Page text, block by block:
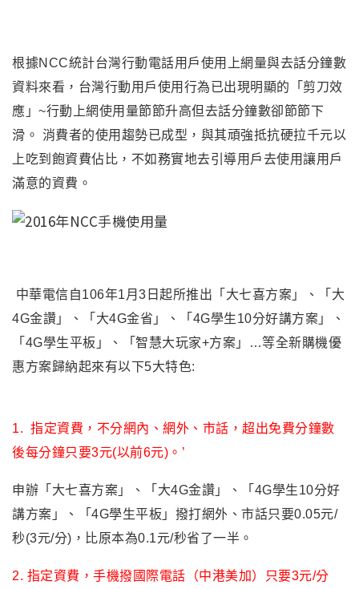
根據NCC統計台灣行動電話用戶使用上網量與去話分鐘數
資料來看，台灣行動用戶使用行為已出現明顯的「剪刀效
應」~行動上網使用量節節升高但去話分鐘數卻節節下
滑。 消費者的使用趨勢已成型 ， 與其頑強抵抗硬拉千元以
上吃到飽資費佔比 ，不如務實地去引導用戶去使用讓用戶
滿意的資費。
中華電信自106年1月3日起所推出「大七喜方案」、「大
4G金讚」、「大4G金省」、「4G學生10分好講方案」、
「4G學生平板」、「智慧大玩家+方案」…等全新購機優
惠方案歸納起來有以下5大特色:
1. 指定資費 ， 不分網內 、網外、市話，超出免費分鐘數
後每分鐘只要3元(以前6元)。’
申辦「大七喜方案」
、「大4G金讚」、「4G學生10分好
講方案」、「4G學生平板」 撥打網外、市話只要0.05元/
秒(3元/分)，比原本為0.1元/秒省了一半。
2. 指定資費， 手機撥國際電話（中港美加）只要3元/分